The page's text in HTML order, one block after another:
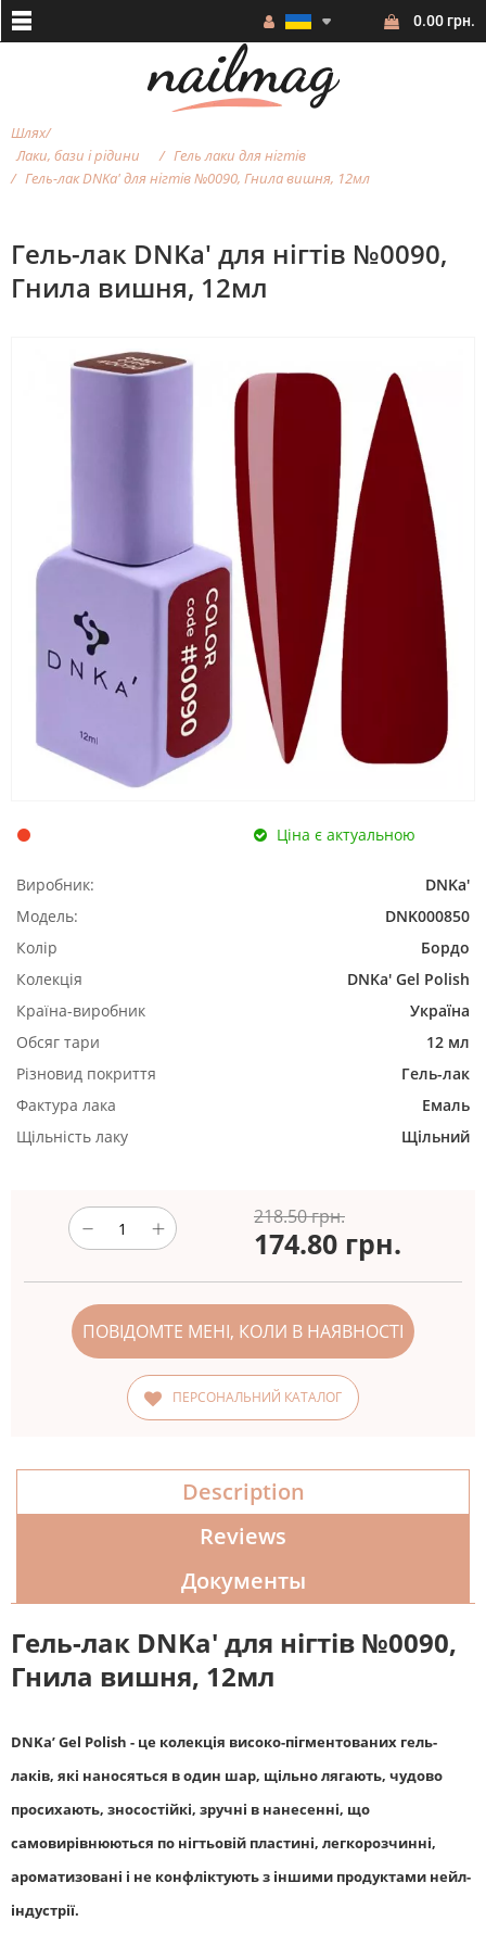
0.00 грн.
Шлях
Лаки, бази і рідини
Гель лаки для нігтів
Гель-лак DNKa' для нігтів №0090, Гнила вишня, 12мл
Гель-лак DNKa' для нігтів №0090,
Гнила вишня, 12мл
Ціна є актуальною
Виробник:
DNKa'
Модель:
DNK000850
Колір
Бордо
Колекція
DNKa' Gel Polish
Країна-виробник
Україна
Обсяг тари
12 мл
Різновид покриття
Гель-лак
Фактура лака
Емаль
Щільність лаку
Щільний
218.50 грн.
174.80 грн.
ПОВІДОМТЕ МЕНІ, КОЛИ В НАЯВНОСТІ
ПЕРСОНАЛЬНИЙ КАТАЛОГ
Description
Reviews
Документы
Гель-лак DNKa' для нігтів №0090,
Гнила вишня, 12мл
DNKa’ Gel Polish - це колекція високо-пігментованих гель-
лаків, які наносяться в один шар, щільно лягають, чудово
просихають, зносостійкі, зручні в нанесенні, що
самовирівнюються по нігтьовій пластині, легкорозчинні,
ароматизовані і не конфліктують з іншими продуктами нейл-
індустрії.